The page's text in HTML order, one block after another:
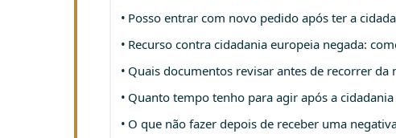
Posso entrar com novo pedido após ter a
Recurso contra cidadania europeia negada:
Quais documentos revisar antes de recorrer da
Quanto tempo tenho para agir após a
O que não fazer depois de receber uma